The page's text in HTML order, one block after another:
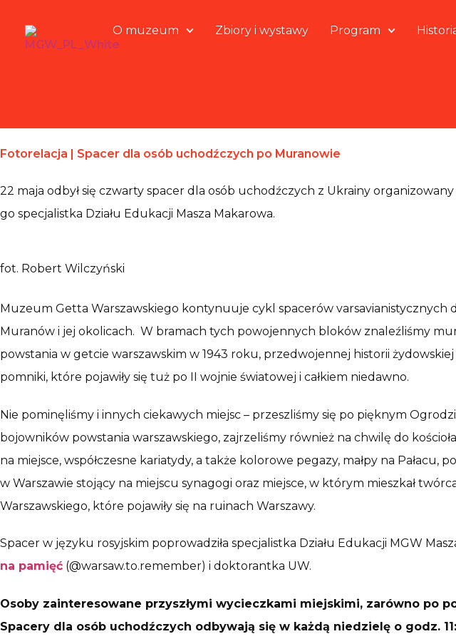
O muzeum Zbiory i wystawy Program
Fotorelacja | Spacer dla osób uchodźczych po Muranowie
22 maja odbył się czwarty spacer dla osób uchodźczych z Ukrainy
go specjalistka Działu Edukacji Masza Makarowa.
fot. Robert Wilczyński
Muzeum Getta Warszawskiego kontynuuje cykl spacerów varsavianistycznych
Muranów i jej okolicach. W bramach tych powojennych bloków znaleźliśmy
powstania w getcie warszawskim w 1943 roku, przedwojennej historii
pomniki, które pojawiły się tuż po II wojnie światowej i całkiem niedawno.
Nie pominęliśmy i innych ciekawych miejsc – przeszliśmy się po pięknym
bojowników powstania warszawskiego, zajrzeliśmy również na chwilę do
na miejsce, współczesne kariatydy, a także kolorowe pegazy, małpy na
w Warszawie stojący na miejscu synagogi oraz miejsce, w którym mieszkał
Warszawskiego, które pojawiły się na ruinach Warszawy.
Spacer w języku rosyjskim poprowadziła specjalistka Działu Edukacji MGW
na pamięć (@warsaw.to.remember) i doktorantka UW.
Osoby zainteresowane przyszłymi wycieczkami miejskimi, zarówno po
Spacery dla osób uchodźczych odbywają się w każdą niedzielę o godz.